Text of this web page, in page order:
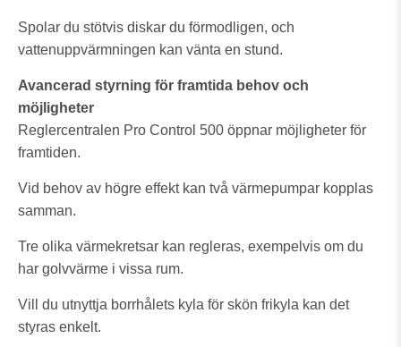
Spolar du stötvis diskar du förmodligen, och
vattenuppvärmningen kan vänta en stund.
Avancerad styrning för framtida behov och
möjligheter
Reglercentralen Pro Control 500 öppnar möjligheter för
framtiden.
Vid behov av högre effekt kan två värmepumpar kopplas
samman.
Tre olika värmekretsar kan regleras, exempelvis om du
har golvvärme i vissa rum.
Vill du utnyttja borrhålets kyla för skön frikyla kan det
styras enkelt.